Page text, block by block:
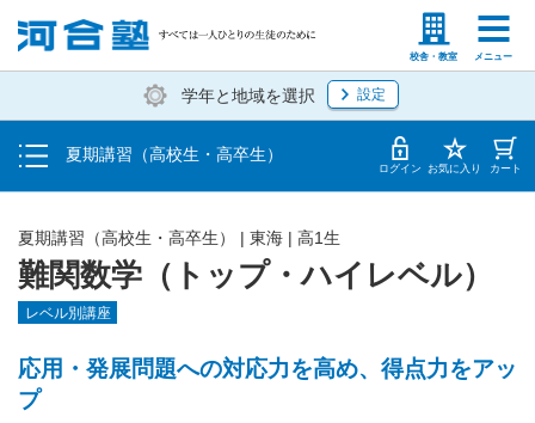
校舎・教室 メニュー
塾生の方 高等学校の先生
学年と地域を選択 設定
夏期講習（高校生・高卒生）
受講料・お申し込み方法
受講開始までの流れ
校舎・教室一覧 ログイン お気に入り カート
難関数学（トップ・ハイレベル）
夏期講習（高校生・高卒生） | 東海 | 高1生
レベル別講座
応用・発展問題への対応力を高め、得点力をアッ
プ